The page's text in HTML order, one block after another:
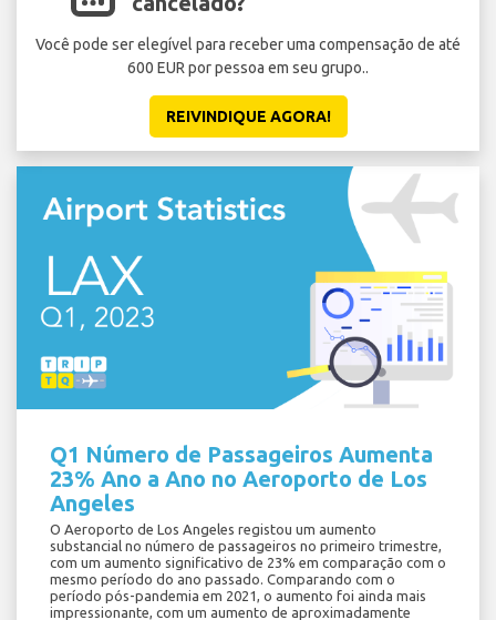
Você pode ser elegível para receber uma compensação de até
600 EUR por pessoa em seu grupo..
REIVINDIQUE AGORA!
Q1 Número de Passageiros Aumenta
23% Ano a Ano no Aeroporto de Los
Angeles
O Aeroporto de Los Angeles registou um aumento
substancial no número de passageiros no primeiro trimestre,
com um aumento significativo de 23% em comparação com o
mesmo período do ano passado. Comparando com o
período pós-pandemia em 2021, o aumento foi ainda mais
impressionante, com um aumento de aproximadamente